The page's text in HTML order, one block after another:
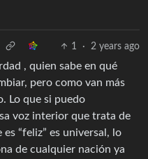
1 · 2 years ago
, quien sabe en qué
pero como van más
Lo que si puedo
voz interior que trata de
“feliz” es universal, lo
de cualquier nación ya